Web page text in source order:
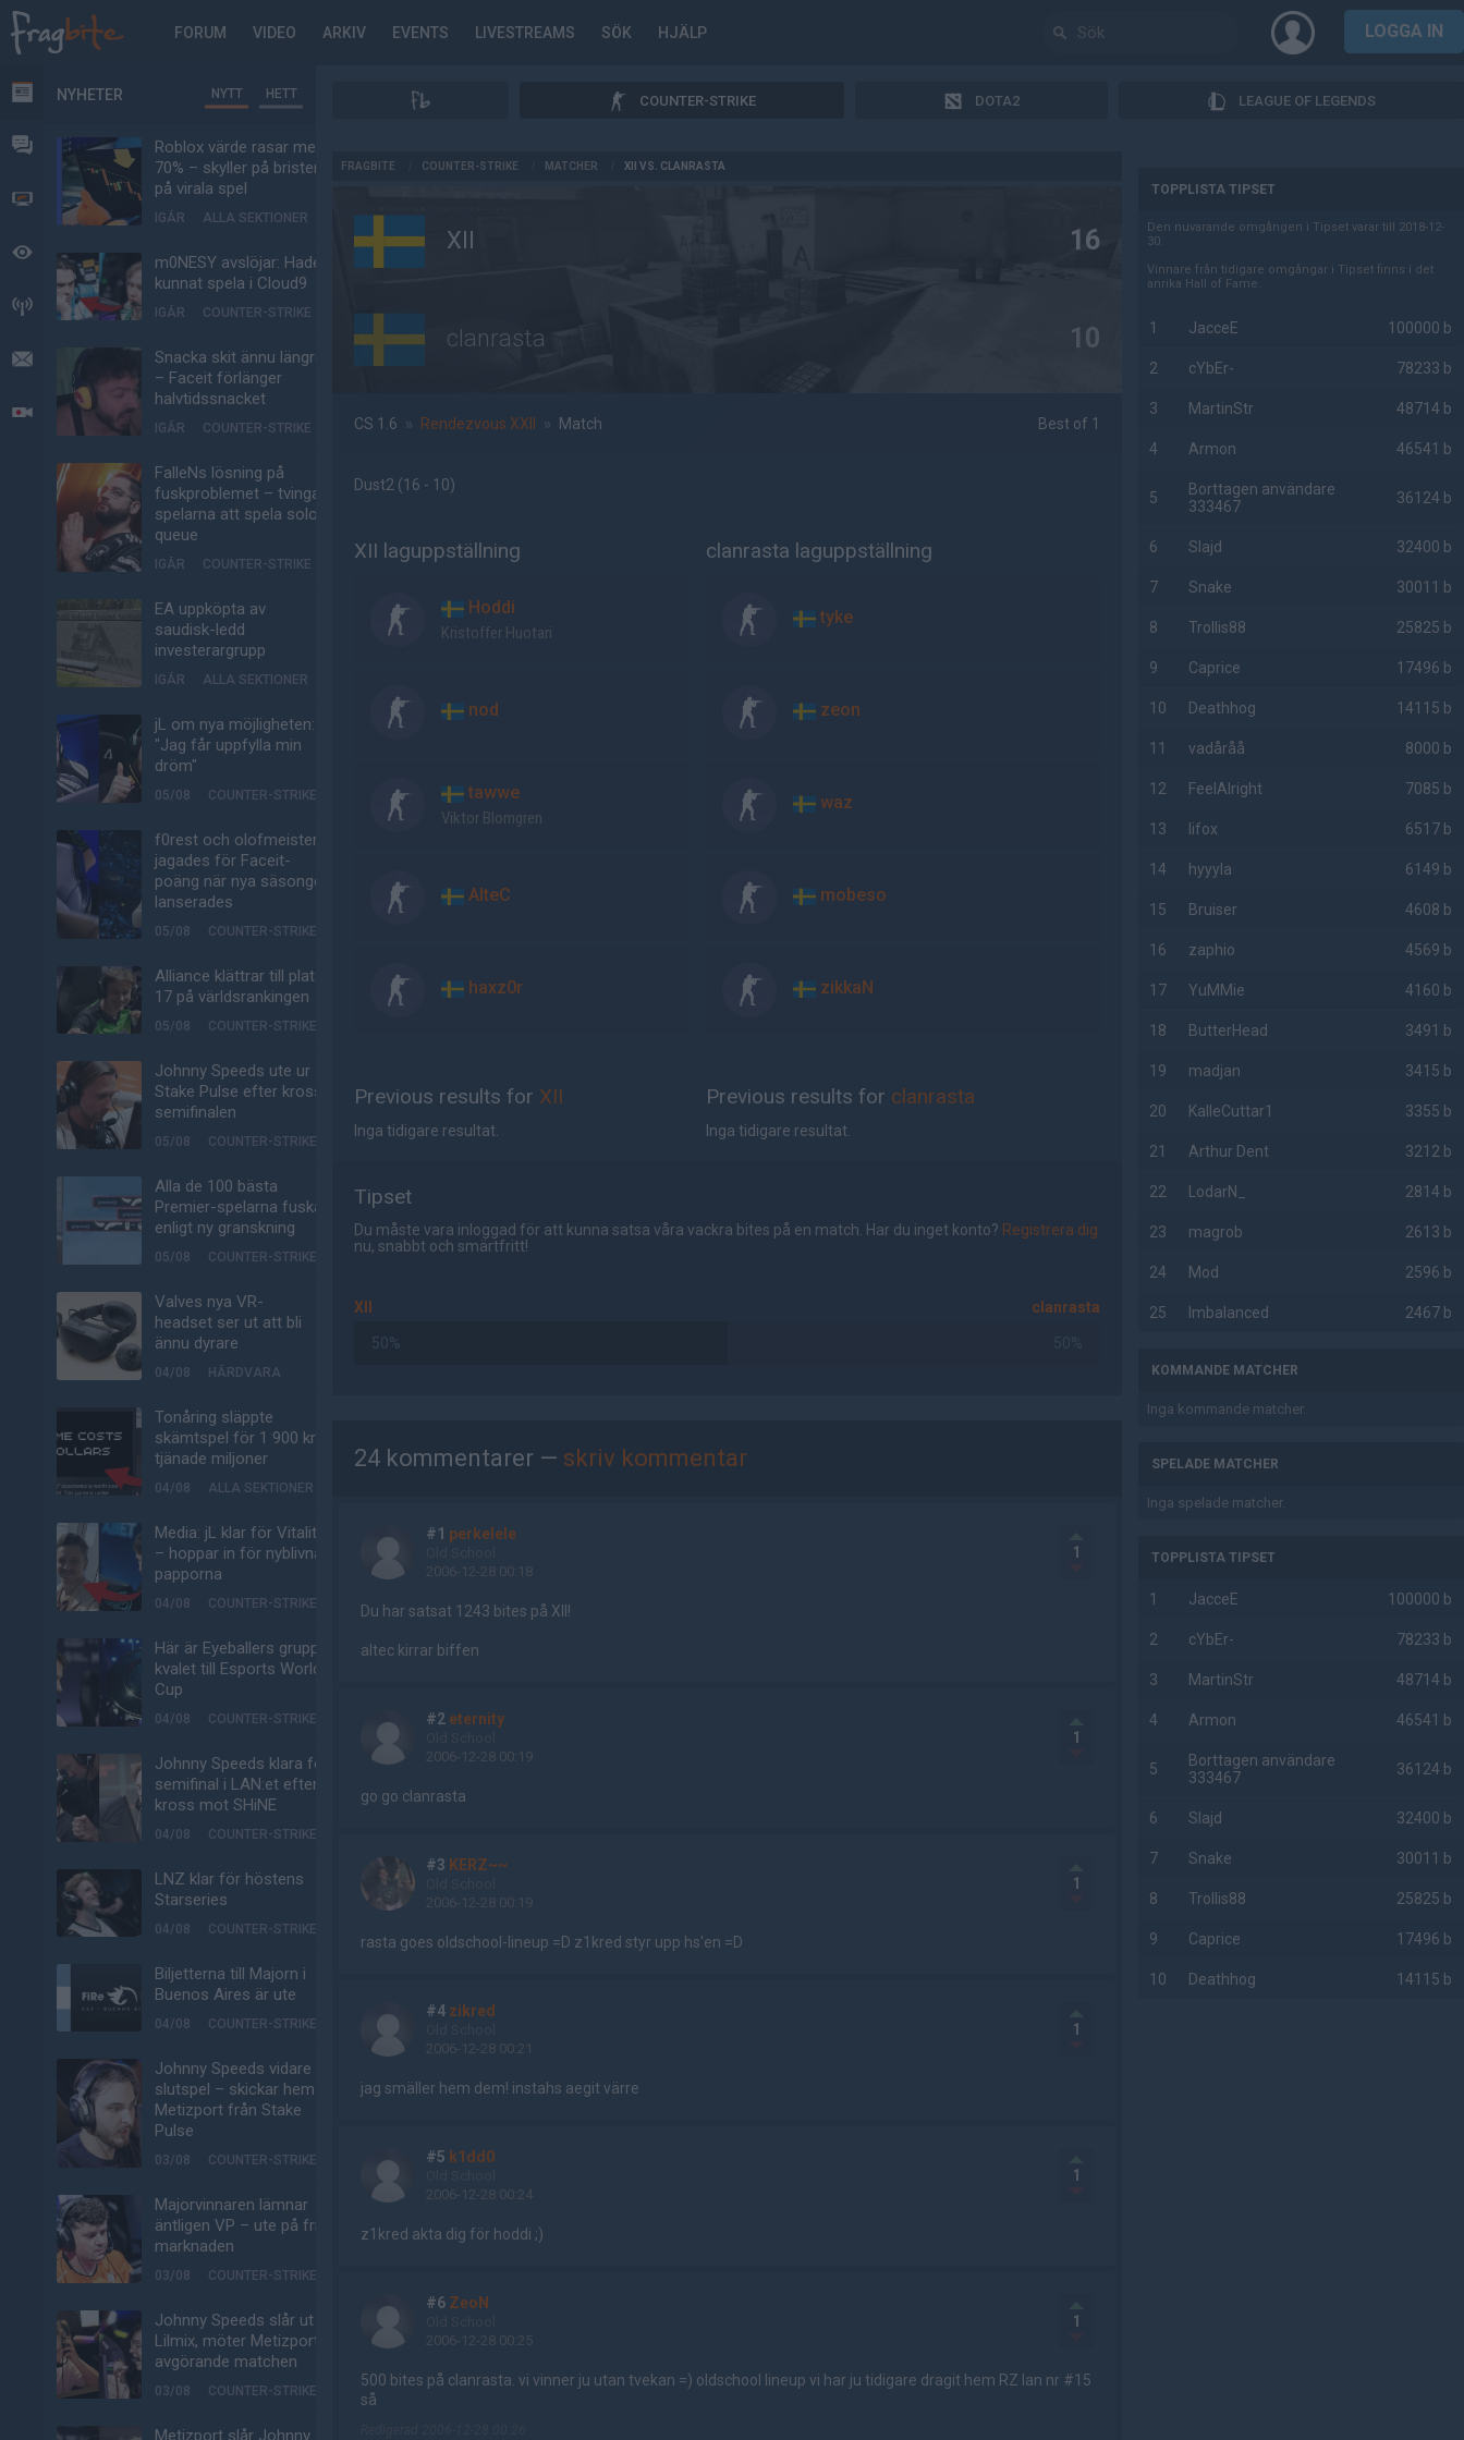
FORUM VIDEO ARKIV EVENTS LIVESTREAMS SÖK HJÄLP LOGGA IN
NYHETER
FORUM
VIDEO
BEVAKAT
HÄNDELSER
MEDDELANDEN
LIVESÄNDNINGAR
NYHETER NYTT HETT
Roblox värde rasar med
70% – skyller på bristen
på virala spel
IGÅR ALLA SEKTIONER
m0NESY avslöjar: Hade
kunnat spela i Cloud9
IGÅR COUNTER-STRIKE
Snacka skit ännu längre
– Faceit förlänger
halvtidssnacket
IGÅR COUNTER-STRIKE
FalleNs lösning på
fuskproblemet – tvinga
spelarna att spela solo-
queue
IGÅR COUNTER-STRIKE
EA uppköpta av
saudisk-ledd
investerargrupp
IGÅR ALLA SEKTIONER
jL om nya möjligheten:
"Jag får uppfylla min
dröm"
05/08 COUNTER-STRIKE
f0rest och olofmeister
jagades för Faceit-
poäng när nya säsongen
lanserades
05/08 COUNTER-STRIKE
Alliance klättrar till plats
17 på världsrankingen
05/08 COUNTER-STRIKE
Johnny Speeds ute ur
Stake Pulse efter kross i
semifinalen
05/08 COUNTER-STRIKE
Alla de 100 bästa
Premier-spelarna fuskar
enligt ny granskning
05/08 COUNTER-STRIKE
Valves nya VR-
headset ser ut att bli
ännu dyrare
04/08 HÅRDVARA
Tonåring släppte
skämtspel för 1 900 kr –
tjänade miljoner
04/08 ALLA SEKTIONER
Media: jL klar för Vitality
– hoppar in för nyblivna
papporna
04/08 COUNTER-STRIKE
Här är Eyeballers grupp i
kvalet till Esports World
Cup
04/08 COUNTER-STRIKE
Johnny Speeds klara för
semifinal i LAN:et efter
kross mot SHiNE
04/08 COUNTER-STRIKE
LNZ klar för höstens
Starseries
04/08 COUNTER-STRIKE
Biljetterna till Majorn i
Buenos Aires är ute
04/08 COUNTER-STRIKE
Johnny Speeds vidare till
slutspel – skickar hem
Metizport från Stake
Pulse
03/08 COUNTER-STRIKE
Majorvinnaren lämnar
äntligen VP – ute på fria
marknaden
03/08 COUNTER-STRIKE
Johnny Speeds slår ut
Lilmix, möter Metizport i
avgörande matchen
03/08 COUNTER-STRIKE
Metizport slår Johnny
COUNTER-STRIKE DOTA2 LEAGUE OF LEGENDS
FRAGBITE COUNTER-STRIKE MATCHER XII VS. CLANRASTA
XII 16
clanrasta 10
CS 1.6 » Rendezvous XXII » Match Best of 1
Dust2 (16 - 10)
XII laguppställning
Hoddi
Kristoffer Huotari
nod
tawwe
Viktor Blomgren
AlteC
haxz0r
clanrasta laguppställning
tyke
zeon
waz
mobeso
zikkaN
Previous results for XII
Inga tidigare resultat.
Previous results for clanrasta
Inga tidigare resultat.
Tipset
Du måste vara inloggad för att kunna satsa våra vackra bites på en match. Har du inget konto? Registrera dig
nu, snabbt och smärtfritt!
XII clanrasta
50% 50%
24 kommentarer — skriv kommentar
#1 perkelele
2006-12-28 00:18
1
Du har satsat 1243 bites på XII!
altec kirrar biffen
#2 eternity
2006-12-28 00:19
1
go go clanrasta
#3 KERZ~~
2006-12-28 00:19
1
rasta goes oldschool-lineup =D z1kred styr upp hs'en =D
#4 zikred
2006-12-28 00:21
1
jag smäller hem dem! instahs aegit värre
#5 k1dd0
2006-12-28 00:24
1
z1kred akta dig för hoddi ;)
#6 ZeoN
2006-12-28 00:25
1
500 bites på clanrasta. vi vinner ju utan tvekan =) oldschool lineup vi har ju tidigare dragit hem RZ lan nr #15
så
TOPPLISTA TIPSET
Den nuvarande omgången i Tipset varar till 2018-12-
30.
Vinnare från tidigare omgångar i Tipset finns i det
anrika Hall of Fame.
1 JacceE 100000 b
2 cYbEr- 78233 b
3 MartinStr 48714 b
4 Armon 46541 b
5
Borttagen användare
333467
36124 b
6 Slajd 32400 b
7 Snake 30011 b
8 Trollis88 25825 b
9 Caprice 17496 b
10 Deathhog 14115 b
11 vadåråå 8000 b
12 FeelAlright 7085 b
13 lifox 6517 b
14 hyyyla 6149 b
15 Bruiser 4608 b
16 zaphio 4569 b
17 YuMMie 4160 b
18 ButterHead 3491 b
19 madjan 3415 b
20 KalleCuttar1 3355 b
21 Arthur Dent 3212 b
22 LodarN_ 2814 b
23 magrob 2613 b
24 Mod 2596 b
25 Imbalanced 2467 b
KOMMANDE MATCHER
Inga kommande matcher.
SPELADE MATCHER
Inga spelade matcher.
TOPPLISTA TIPSET
1 JacceE 100000 b
2 cYbEr- 78233 b
3 MartinStr 48714 b
4 Armon 46541 b
5
Borttagen användare
333467
36124 b
6 Slajd 32400 b
7 Snake 30011 b
8 Trollis88 25825 b
9 Caprice 17496 b
10 Deathhog 14115 b